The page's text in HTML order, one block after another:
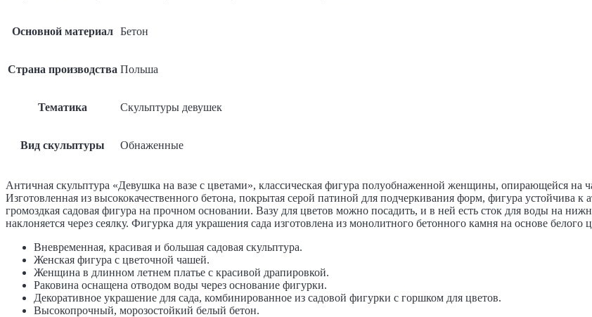
Основной материал Бетон
Страна производства Польша
Тематика Скульптуры девушек
Вид скульптуры Обнаженные
Античная скульптура «Девушка на вазе с цветами», классическая фигура полуобнаженной женщины, опирающейся
Изготовленная из высококачественного бетона, покрытая серой патиной для подчеркивания форм, фигура
громоздкая садовая фигура на прочном основании. Вазу для цветов можно посадить, и в ней есть сток для воды на
наклоняется через сеялку. Фигурка для украшения сада изготовлена ​​из монолитного бетонного камня на основе белого
Вневременная, красивая и большая садовая скульптура.
Женская фигура с цветочной чашей.
Женщина в длинном летнем платье с красивой драпировкой.
Раковина оснащена отводом воды через основание фигурки.
Декоративное украшение для сада, комбинированное из садовой фигурки с горшком для цветов.
Высокопрочный, морозостойкий белый бетон.